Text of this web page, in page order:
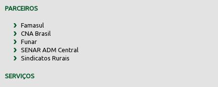
PARCEIROS
Famasul
CNA Brasil
Funar
SENAR ADM Central
Sindicatos Rurais
SERVIÇOS